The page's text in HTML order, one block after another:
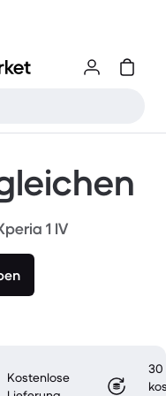
1 IV
Kostenlose
30